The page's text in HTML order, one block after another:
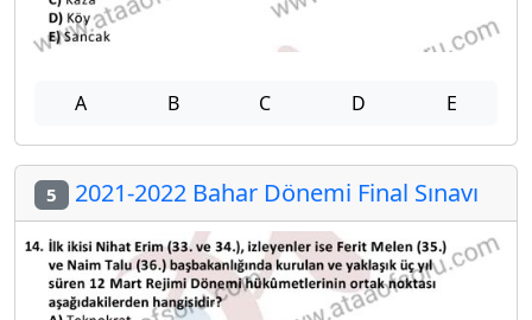
A B C D E
5 2021-2022 Bahar Dönemi Final Sınavı